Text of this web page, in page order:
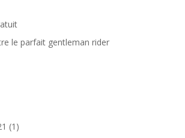
le parfait gentleman rider
(1)